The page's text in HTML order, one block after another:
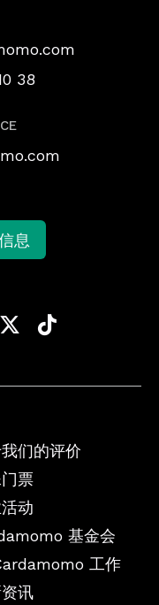
们的评价
票
动
基金会
工作
讯
38
息